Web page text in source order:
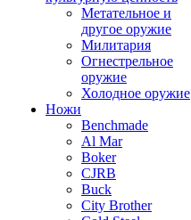
Метательное и
другое оружие
Милитария
Огнестрельное
оружие
Холодное оружие
Ножи
Benchmade
Al Mar
Boker
CJRB
Buck
City Brother